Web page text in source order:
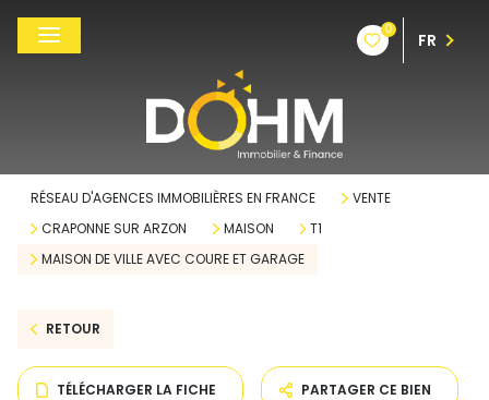
0
FR
RÉSEAU D'AGENCES IMMOBILIÈRES EN FRANCE
VENTE
CRAPONNE SUR ARZON
MAISON
T1
MAISON DE VILLE AVEC COURE ET GARAGE
RETOUR
TÉLÉCHARGER LA FICHE PARTAGER CE BIEN